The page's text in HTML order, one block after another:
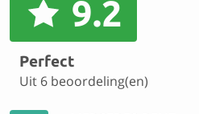
9.2
Perfect
Uit 6 beoordeling(en)